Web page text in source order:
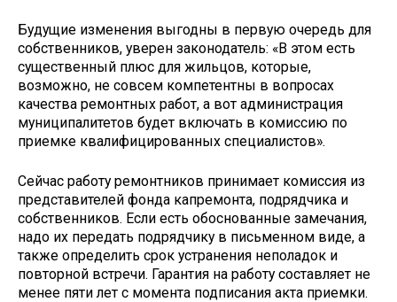
Будущие изменения выгодны в первую очередь для
собственников, уверен законодатель: «В этом есть
существенный плюс для жильцов, которые,
возможно, не совсем компетентны в вопросах
качества ремонтных работ, а вот администрация
муниципалитетов будет включать в комиссию по
приемке квалифицированных специалистов».
Сейчас работу ремонтников принимает комиссия из
представителей фонда капремонта, подрядчика и
собственников. Если есть обоснованные замечания,
надо их передать подрядчику в письменном виде, а
также определить срок устранения неполадок и
повторной встречи. Гарантия на работу составляет не
менее пяти лет с момента подписания акта приемки.